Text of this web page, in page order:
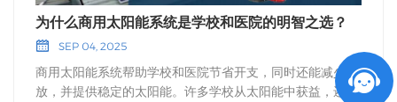
为什么商用太阳能系统是学校和医院的明智之选？
SEP 04, 2025
商用太阳能系统帮助学校和医院节省开支，同时还能减少排
放，并提供稳定的太阳能。许多学校从太阳能中获益，还能